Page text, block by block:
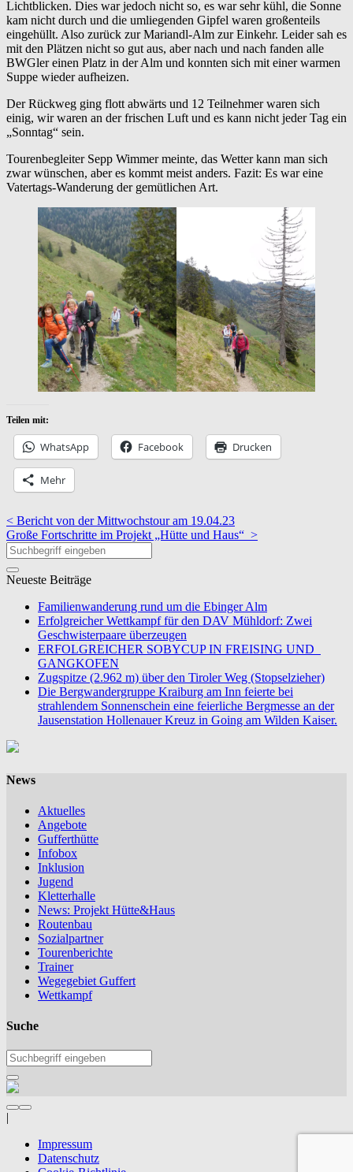
Lichtblicken. Dies war jedoch nicht so, es war sehr kühl, die Sonne
kam nicht durch und die umliegenden Gipfel waren großenteils
eingehüllt. Also zurück zur Mariandl-Alm zur Einkehr. Leider sah es
mit den Plätzen nicht so gut aus, aber nach und nach fanden alle
BWGler einen Platz in der Alm und konnten sich mit einer warmen
Suppe wieder aufheizen.
Der Rückweg ging flott abwärts und 12 Teilnehmer waren sich
einig, wir waren an der frischen Luft und es kann nicht jeder Tag ein
„Sonntag“ sein.
Tourenbegleiter Sepp Wimmer meinte, das Wetter kann man sich
zwar wünschen, aber es kommt meist anders. Fazit: Es war eine
Vatertags-Wanderung der gemütlichen Art.
Teilen mit:
WhatsApp Facebook Drucken
Mehr
< Bericht von der Mittwochstour am 19.04.23
Große Fortschritte im Projekt „Hütte und Haus“ >
Neueste Beiträge
Familienwanderung rund um die Ebinger Alm
Erfolgreicher Wettkampf für den DAV Mühldorf: Zwei
Geschwisterpaare überzeugen
ERFOLGREICHER SOBYCUP IN FREISING UND
GANGKOFEN
Zugspitze (2.962 m) über den Tiroler Weg (Stopselzieher)
Die Bergwandergruppe Kraiburg am Inn feierte bei
strahlendem Sonnenschein eine feierliche Bergmesse an der
Jausenstation Hollenauer Kreuz in Going am Wilden Kaiser.
News
Aktuelles
Angebote
Gufferthütte
Infobox
Inklusion
Jugend
Kletterhalle
News: Projekt Hütte&Haus
Routenbau
Sozialpartner
Tourenberichte
Trainer
Wegegebiet Guffert
Wettkampf
Suche
|
Impressum
Datenschutz